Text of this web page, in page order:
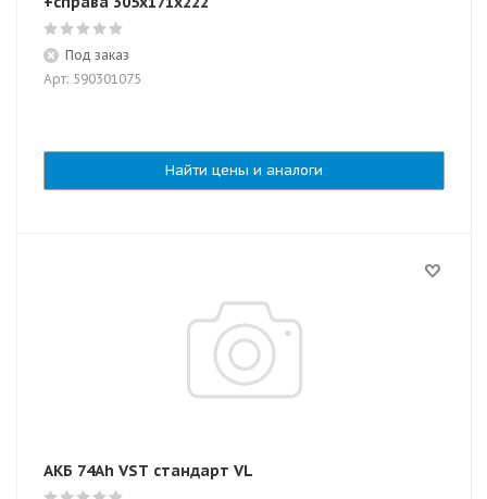
Под заказ
Арт: 590301075
Найти цены и аналоги
АКБ 74Ah VST стандарт VL